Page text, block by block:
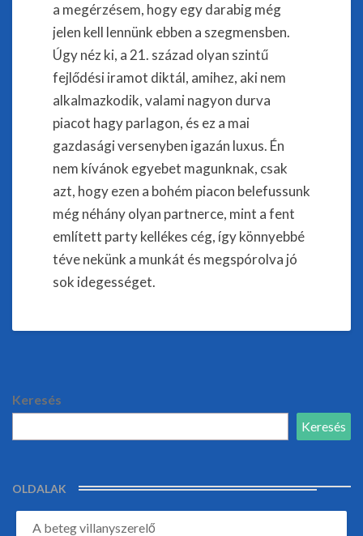
a megérzésem, hogy egy darabig még
jelen kell lennünk ebben a szegmensben.
Úgy néz ki, a 21. század olyan szintű
fejlődési iramot diktál, amihez, aki nem
alkalmazkodik, valami nagyon durva
piacot hagy parlagon, és ez a mai
gazdasági versenyben igazán luxus. Én
nem kívánok egyebet magunknak, csak
azt, hogy ezen a bohém piacon belefussunk
még néhány olyan partnerce, mint a fent
említett party kellékes cég, így könnyebbé
téve nekünk a munkát és megspórolva jó
sok idegességet.
Keresés
Keresés
OLDALAK
A beteg villanyszerelő